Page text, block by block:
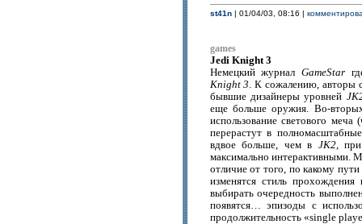
st41n| 01/04/03, 08:16 |
games
Jedi Knight 3
Немецкий журнал GameStar
Knight 3. К сожалению, авторы
бывшие дизайнеры уровней
еще больше оружия. Во-
использование светового
перерастут в
вдвое больше, чем в JK2,
максимально интерактивными.
отличие от того, по какому
изменятся стиль
выбирать очередность
появятся… эпизоды с
продолжительность «single